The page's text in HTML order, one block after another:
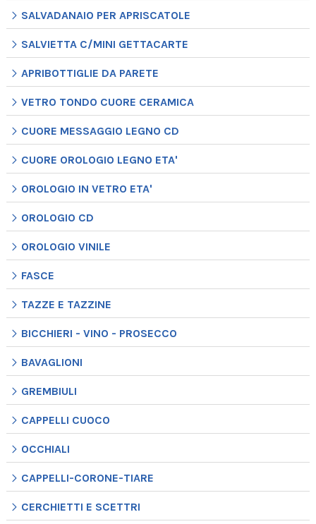
SALVADANAIO PER APRISCATOLE
SALVIETTA C/MINI GETTACARTE
APRIBOTTIGLIE DA PARETE
VETRO TONDO CUORE CERAMICA
CUORE MESSAGGIO LEGNO CD
CUORE OROLOGIO LEGNO ETA'
OROLOGIO IN VETRO ETA'
OROLOGIO CD
OROLOGIO VINILE
FASCE
TAZZE E TAZZINE
BICCHIERI - VINO - PROSECCO
BAVAGLIONI
GREMBIULI
CAPPELLI CUOCO
OCCHIALI
CAPPELLI-CORONE-TIARE
CERCHIETTI E SCETTRI